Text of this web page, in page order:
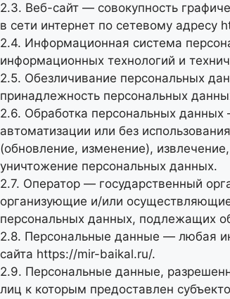
2.3. Веб-сайт — совокупность
в сети интернет по сетевому адресу
2.4. Информационная система
информационных технологий и
2.5. Обезличивание персональных
принадлежность персональных
2.6. Обработка персональных
автоматизации или без
(обновление, изменение),
уничтожение персональных данных.
2.7. Оператор — государственный
организующие и/или
персональных данных, подлежащих
2.8. Персональные данные — любая
сайта https://mir-baikal.ru/.
2.9. Персональные данные,
лиц к которым предоставлен